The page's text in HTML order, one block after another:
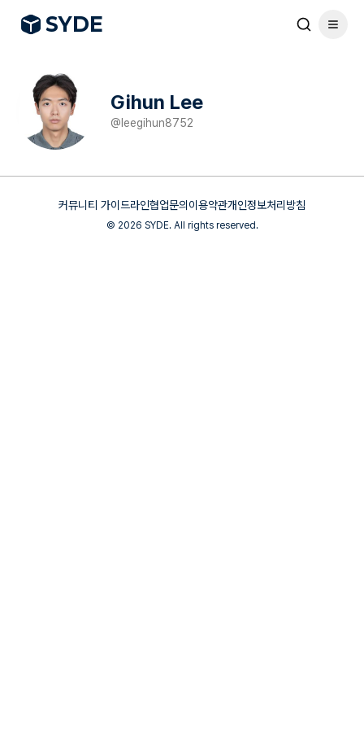
SYDE
Gihun Lee
@ leegihun8752
커뮤니티 가이드라인협업문의 이용약관개인정보처리방침
© 2026 SYDE. All rights reserved.